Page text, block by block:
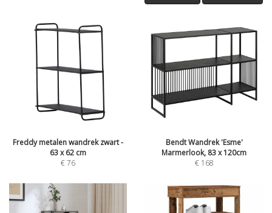
Freddy metalen wandrek zwart -
63 x 62 cm
€76
Bendt Wandrek 'Esme'
Marmerlook, 83 x 120cm
€ 168